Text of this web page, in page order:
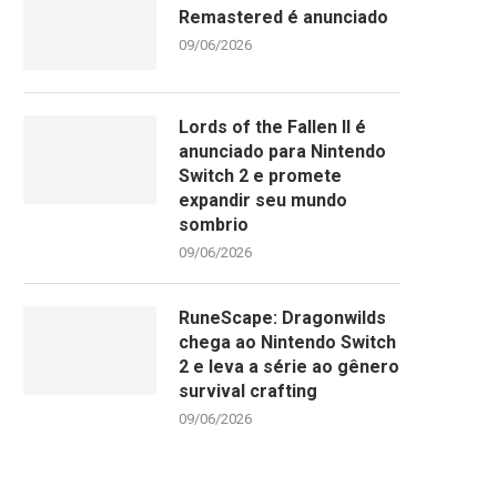
Remastered é anunciado
09/06/2026
Lords of the Fallen II é
anunciado para Nintendo
Switch 2 e promete
expandir seu mundo
sombrio
09/06/2026
RuneScape: Dragonwilds
chega ao Nintendo Switch
2 e leva a série ao gênero
survival crafting
09/06/2026